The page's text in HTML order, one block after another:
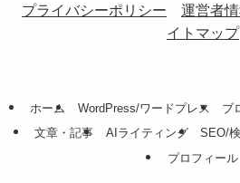
プライバシーポリシー 運営者
イトマップ
ホーム WordPress/ワードプレス ブ
文章・記事
AIライティング SEO/
プロフィール